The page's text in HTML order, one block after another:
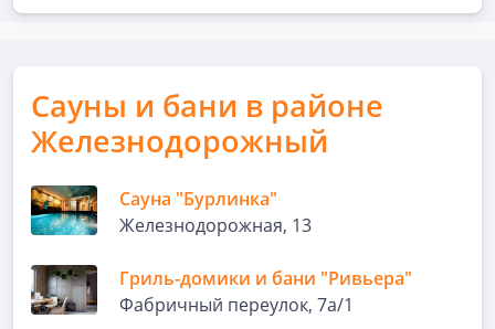
Сауны и бани в районе
Железнодорожный
Сауна "Бурлинка"
Железнодорожная, 13
Гриль-домики и бани "Ривьера"
Фабричный переулок, 7а/1